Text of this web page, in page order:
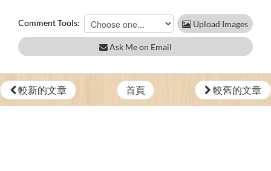
Comment Tools: Upload Images
Ask Me on Email
較新的文章 首頁 較舊的文章